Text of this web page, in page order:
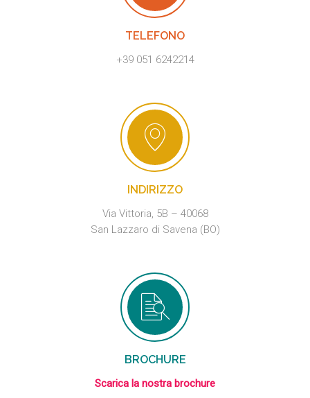
TELEFONO
+39 051 6242214
INDIRIZZO
Via Vittoria, 5B – 40068
San Lazzaro di Savena (BO)
BROCHURE
Scarica la nostra brochure